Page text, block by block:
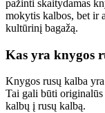
pažinti skaitydamas
mokytis kalbos, bet ir
kultūrinį bagažą.
Kas yra knygos
Knygos rusų kalba
Tai gali būti
kalbų į rusų kalbą.